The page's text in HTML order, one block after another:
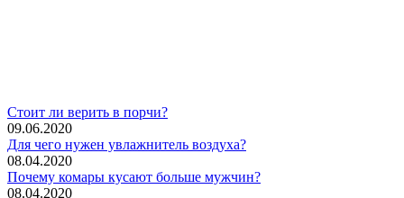
Стоит ли верить в порчи?
09.06.2020
Для чего нужен увлажнитель воздуха?
08.04.2020
Почему комары кусают больше мужчин?
08.04.2020